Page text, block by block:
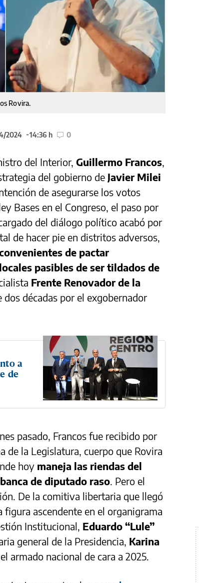
Rovira.
2024 14:36 h 0
del Interior, Guillermo Francos,
del gobierno de Javier Milei
de asegurarse los votos
Bases en el Congreso, el paso por
del diálogo político acabó por
de hacer pie en distritos adversos,
de pactar
pasibles de ser tildados de
Frente Renovador de la
dos décadas por el exgobernador
a
de
pasado, Francos fue recibido por
de la Legislatura, cuerpo que Rovira
hoy maneja las riendas del
de diputado raso. Pero el
De la comitiva libertaria que llegó
ascendente en el organigrama
Institucional, Eduardo “Lule”
general de la Presidencia, Karina
armado nacional de cara a 2025.